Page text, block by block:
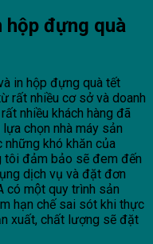
hộp đựng quà
in hộp đựng quà tết
rất nhiều cơ sở và doanh
nhiều khách hàng đã
chọn nhà máy sản
khó khăn của
tôi đảm bảo sẽ đem đến
dịch vụ và đặt đơn
có một quy trình sản
hạn chế sai sót khi thực
xuất, chất lượng sẽ đặt